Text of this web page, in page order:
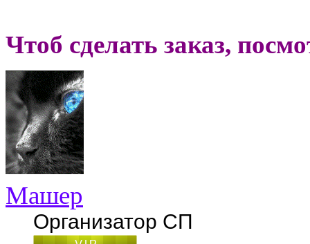
Чтоб сделать заказ,
Машер
Организатор СП